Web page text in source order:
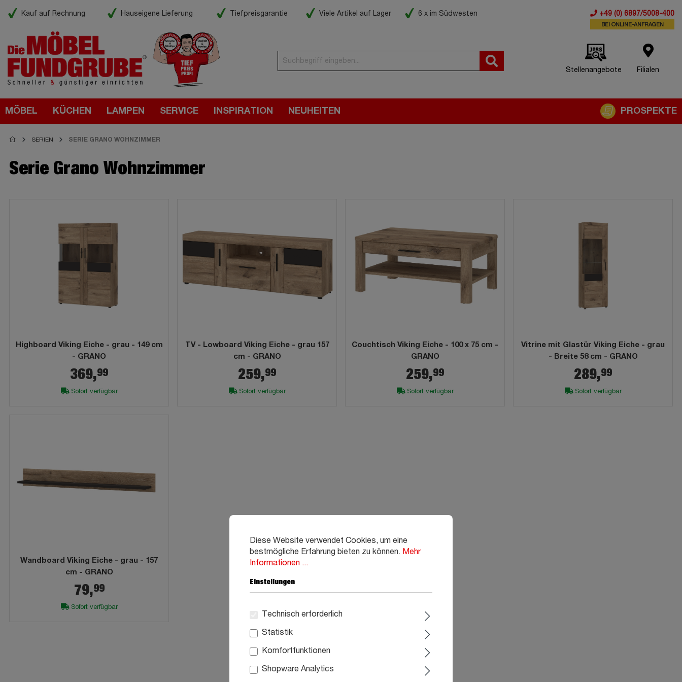
Kauf auf Rechnung Hauseigene Lieferung Tiefpreisgarantie Viele Artikel auf Lager 6 x im Südwesten +49 (0) 6897/5008-400
BEI ONLINE-ANFRAGEN
Stellenangebote Filialen
MÖBEL KÜCHEN LAMPEN SERVICE INSPIRATION NEUHEITEN PROSPEKTE
SERIEN SERIE GRANO WOHNZIMMER
Serie Grano Wohnzimmer
Highboard Viking Eiche - grau - 149 cm
- GRANO
369,99
Sofort verfügbar
TV - Lowboard Viking Eiche - grau 157
cm - GRANO
259,99
Sofort verfügbar
Couchtisch Viking Eiche - 100 x 75 cm -
GRANO
259,99
Sofort verfügbar
Vitrine mit Glastür Viking Eiche - grau
- Breite 58 cm - GRANO
289,99
Sofort verfügbar
Wandboard Viking Eiche - grau - 157
cm - GRANO
79,99
Sofort verfügbar
Diese Website verwendet Cookies, um eine
bestmögliche Erfahrung bieten zu können. Mehr
Informationen ...
Einstellungen
Technisch erforderlich
Statistik
Komfortfunktionen
Shopware Analytics